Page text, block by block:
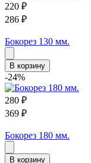
220 ₽
286 ₽
Бокорез 130 мм.
В корзину
-24%
280 ₽
369 ₽
Бокорез 180 мм.
В корзину